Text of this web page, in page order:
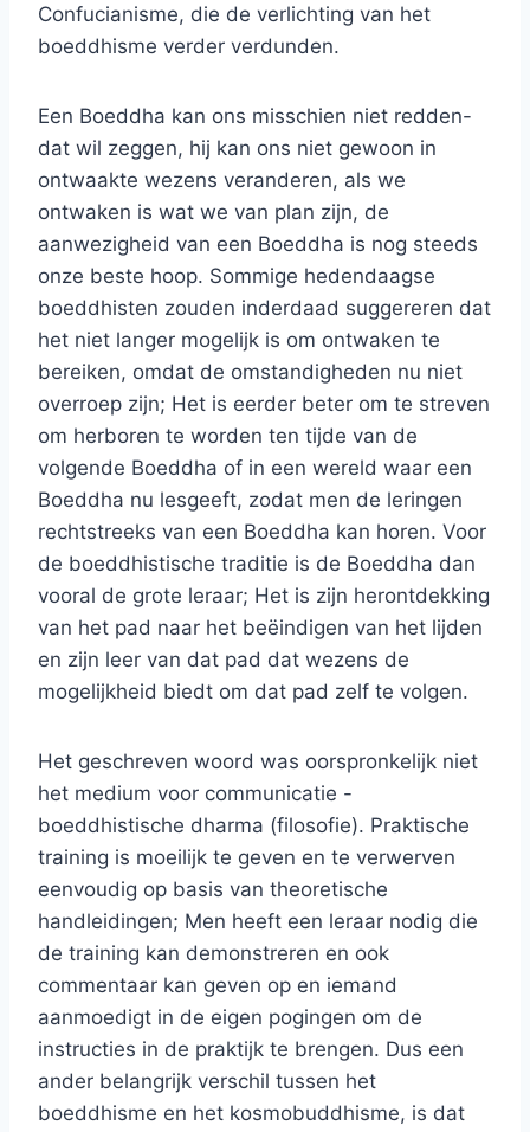
Confucianisme, die de verlichting van het
boeddhisme verder verdunden.
Een Boeddha kan ons misschien niet redden-
dat wil zeggen, hij kan ons niet gewoon in
ontwaakte wezens veranderen, als we
ontwaken is wat we van plan zijn, de
aanwezigheid van een Boeddha is nog steeds
onze beste hoop. Sommige hedendaagse
boeddhisten zouden inderdaad suggereren dat
het niet langer mogelijk is om ontwaken te
bereiken, omdat de omstandigheden nu niet
overroep zijn; Het is eerder beter om te streven
om herboren te worden ten tijde van de
volgende Boeddha of in een wereld waar een
Boeddha nu lesgeeft, zodat men de leringen
rechtstreeks van een Boeddha kan horen. Voor
de boeddhistische traditie is de Boeddha dan
vooral de grote leraar; Het is zijn herontdekking
van het pad naar het beëindigen van het lijden
en zijn leer van dat pad dat wezens de
mogelijkheid biedt om dat pad zelf te volgen.
Het geschreven woord was oorspronkelijk niet
het medium voor communicatie -
boeddhistische dharma (filosofie). Praktische
training is moeilijk te geven en te verwerven
eenvoudig op basis van theoretische
handleidingen; Men heeft een leraar nodig die
de training kan demonstreren en ook
commentaar kan geven op en iemand
aanmoedigt in de eigen pogingen om de
instructies in de praktijk te brengen. Dus een
ander belangrijk verschil tussen het
boeddhisme en het kosmobuddhisme, is dat